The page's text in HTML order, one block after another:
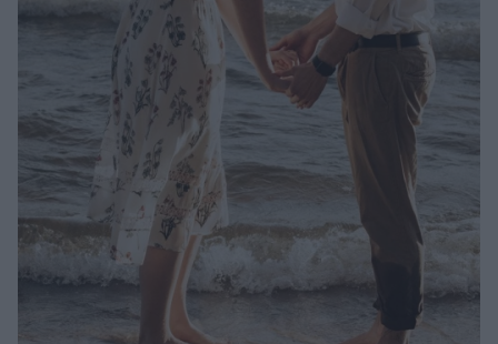
Μαλλιά - Νύχια
Well being
Ψυχολογία
Υγεία + Διατροφή
Σχέσεις & Σεξ
Woman Power